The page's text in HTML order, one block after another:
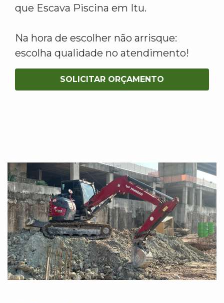
que Escava Piscina em Itu.
Na hora de escolher não arrisque:
escolha qualidade no atendimento!
SOLICITAR ORÇAMENTO